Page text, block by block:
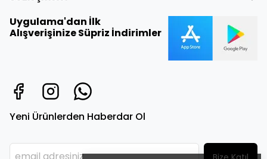
Uygulama'dan İlk
Alışverişinize Süpriz İndirimler
Yeni Ürünlerden Haberdar Ol